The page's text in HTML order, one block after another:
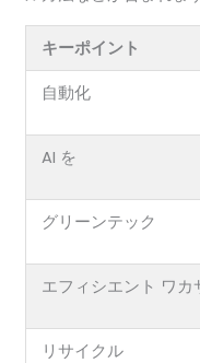
キーポイント
自動化
AI を
グリーンテック
エフィシエント ワカ
リサイクル